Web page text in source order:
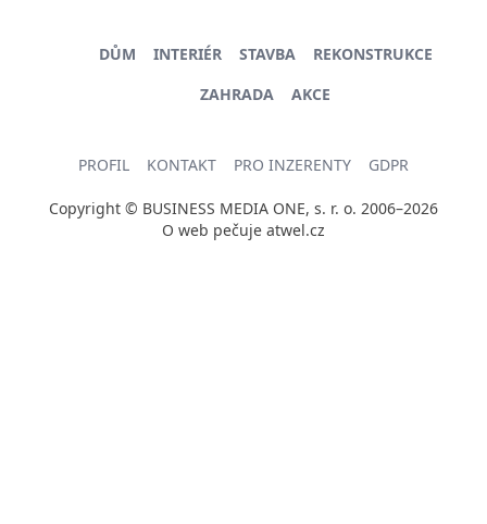
DŮM INTERIÉR STAVBA
REKONSTRUKCE
ZAHRADA
AKCE
PROFIL KONTAKT PRO INZERENTY GDPR
Copyright © BUSINESS MEDIA ONE, s. r. o. 2006–2026